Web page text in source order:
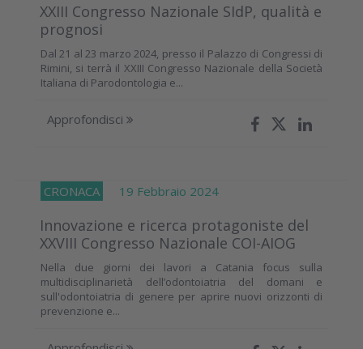
XXIII Congresso Nazionale SIdP, qualità e
prognosi
Dal 21 al 23 marzo 2024, presso il Palazzo di Congressi di
Rimini, si terrà il XXIII Congresso Nazionale della Società
Italiana di Parodontologia e...
Approfondisci
CRONACA 19 Febbraio 2024
Innovazione e ricerca protagoniste del
XXVIII Congresso Nazionale COI-AIOG
Nella due giorni dei lavori a Catania focus sulla
multidisciplinarietà dell’odontoiatria del domani e
sull'odontoiatria di genere per aprire nuovi orizzonti di
prevenzione e...